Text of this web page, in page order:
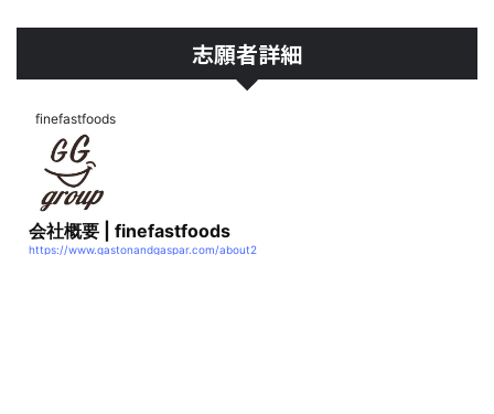
志願者詳細
finefastfoods
会社概要 | finefastfoods
https://www.gastonandgaspar.com/about2